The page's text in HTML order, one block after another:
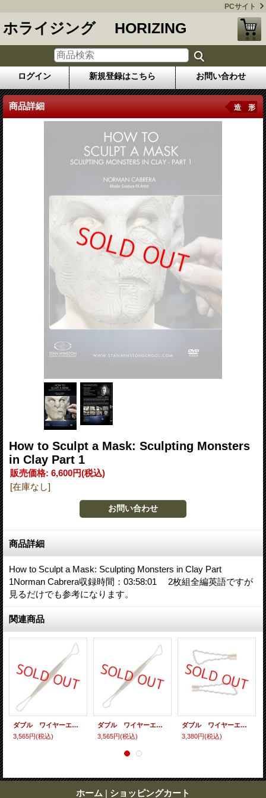
PCサイト
ホライジング HORIZING
ログイン 新規登録はこちら お問い合わせ
商品詳細 造 形
How to Sculpt a Mask: Sculpting Monsters
in Clay Part 1
販売価格: 6,600円(税込)
[在庫なし]
商品詳細
How to Sculpt a Mask: Sculpting Monsters in Clay Part
1Norman Cabrera収録時間：03:58:01 2枚組全編英語ですが
見るだけでも参考になります。
関連商品
ダブル ワイヤーエンド ツール ２１１
3,565円(税込)
ダブル ワイヤーエンド ツール ２１０
3,565円(税込)
ダブル ワイヤーエンド ツール ２０７
3,380円(税込)
ホーム | ショッピングカート